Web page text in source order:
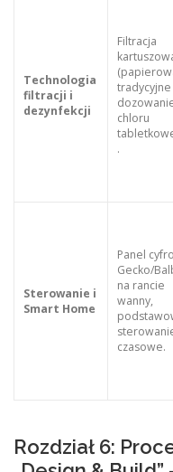
Technologia
filtracji i
dezynfekcji
Filtracja
tradycyjne
chloru
.
Sterowanie i
Smart Home
Panel
Gecko/
na rancie
wanny,
czasowe.
Rozdział 6: